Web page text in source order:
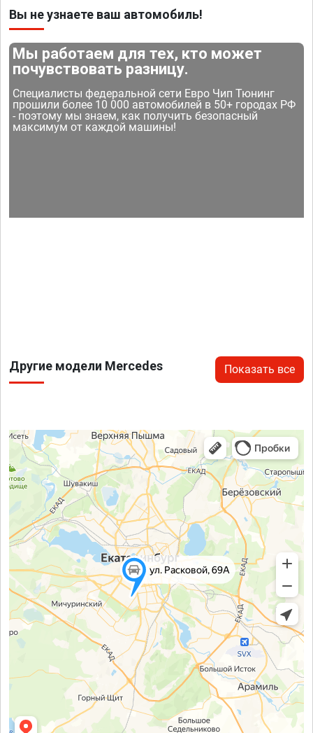
Вы не узнаете ваш автомобиль!
Мы работаем для тех, кто может
почувствовать разницу.
Специалисты федеральной сети Евро Чип Тюнинг
прошили более 10 000 автомобилей в 50+ городах РФ
- поэтому мы знаем, как получить безопасный
максимум от каждой машины!
Другие модели Mercedes Показать все